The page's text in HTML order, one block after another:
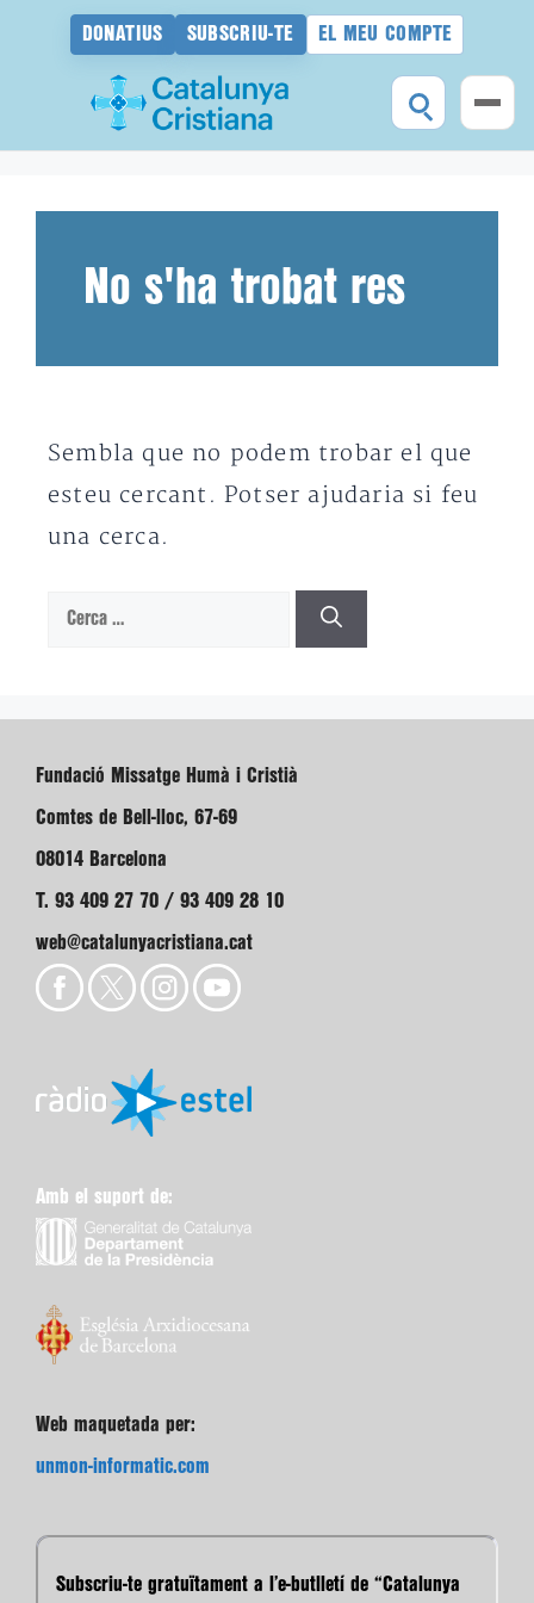
DONATIUS SUBSCRIU-TE EL MEU COMPTE
No s'ha trobat res
Sembla que no podem trobar el que
esteu cercant. Potser ajudaria si feu
una cerca.
Cerca:
Fundació Missatge Humà i Cristià
Comtes de Bell-lloc, 67-69
08014 Barcelona
T. 93 409 27 70 / 93 409 28 10
web@catalunyacristiana.cat
Amb el suport de:
Web maquetada per:
unmon-informatic.com
Subscriu-te gratuïtament a l’e-butlletí de “Catalunya